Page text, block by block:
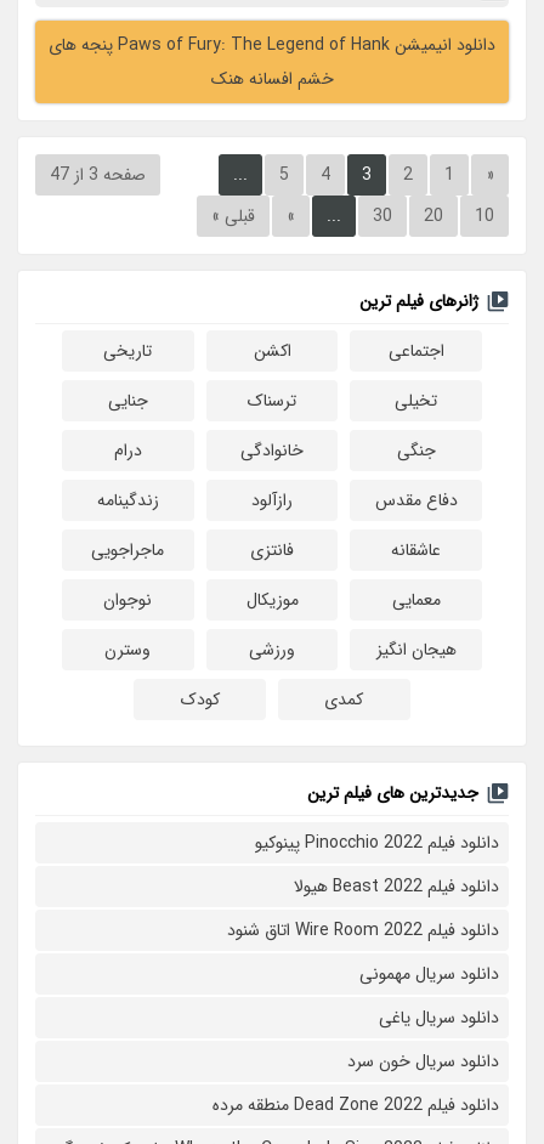
دانلود انیمیشن Paws of Fury: The Legend of Hank پنجه های
خشم افسانه هنک
صفحه 3 از 47 «
1
2
3
4
5
...
10
20
30
...
» قبلی »
ژانرهای فیلم ترین
اجتماعی
اکشن
تاریخی
تخیلی
ترسناک
جنایی
جنگی
خانوادگی
درام
دفاع مقدس
رازآلود
زندگینامه
عاشقانه
فانتزی
ماجراجویی
معمایی
موزیکال
نوجوان
هیجان انگیز
ورزشی
وسترن
کمدی
کودک
جدیدترین های فیلم ترین
دانلود فیلم Pinocchio 2022 پینوکیو
دانلود فیلم Beast 2022 هیولا
دانلود فیلم Wire Room 2022 اتاق شنود
دانلود سریال مهمونی
دانلود سریال یاغی
دانلود سریال خون سرد
دانلود فیلم 2022 Dead Zone منطقه مرده